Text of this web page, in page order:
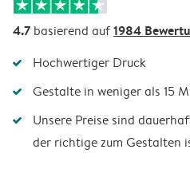
4.7 basierend auf1984
Hochwertiger Druck
Gestalte in weniger als 15
Unsere Preise sind
der richtige zum Gestalten